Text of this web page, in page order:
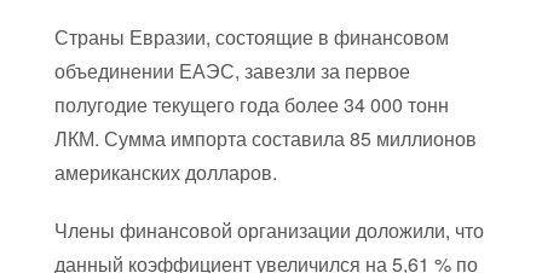
Страны Евразии, состоящие в финансовом
объединении ЕАЭС, завезли за первое
полугодие текущего года более 34 000 тонн
ЛКМ. Сумма импорта составила 85 миллионов
американских долларов.
Члены финансовой организации доложили, что
данный коэффициент увеличился на 5,61 % по